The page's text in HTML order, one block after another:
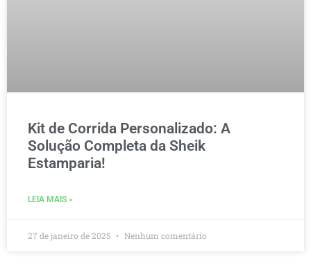
Kit de Corrida Personalizado: A
Solução Completa da Sheik
Estamparia!
LEIA MAIS »
27 de janeiro de 2025 Nenhum comentário